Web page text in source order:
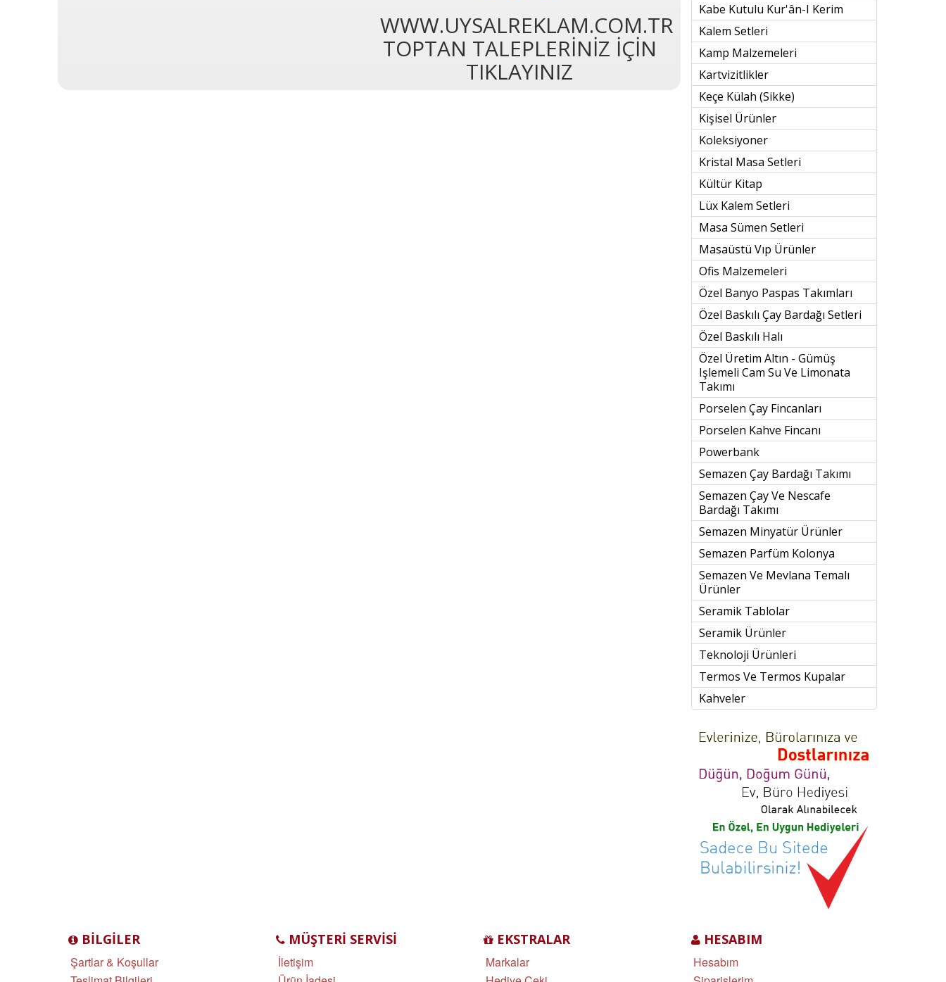
WWW.UYSALREKLAM.COM.TR
TOPTAN TALEPLERİNİZ İÇİN
TIKLAYINIZ
Kabe Kutulu Kur'ân-I Kerim
Kalem Setleri
Kamp Malzemeleri
Kartvizitlikler
Keçe Külah (sikke)
Kişisel Ürünler
Koleksiyoner
Kristal Masa Setleri
Kültür Kitap
Lüx Kalem Setleri
Masa Sümen Setleri
Masaüstü Vıp Ürünler
Ofis Malzemeleri
Özel Banyo Paspas Takımları
Özel Baskılı Çay Bardağı Setleri
Özel Baskılı Halı
Özel Üretim Altın - Gümüş
Işlemeli Cam Su Ve Limonata
Takımı
Porselen Çay Fincanları
Porselen Kahve Fincanı
Powerbank
Semazen Çay Bardağı Takımı
Semazen Çay Ve Nescafe
Bardağı Takımı
Semazen Minyatür Ürünler
Semazen Parfüm Kolonya
Semazen Ve Mevlana Temalı
Ürünler
Seramik Tablolar
Seramik Ürünler
Teknoloji Ürünleri
Termos Ve Termos Kupalar
Kahveler
BILGILER
Şartlar & Koşullar
MÜŞTERI SERVISI
İletişim
EKSTRALAR
Markalar
HESABIM
Hesabım